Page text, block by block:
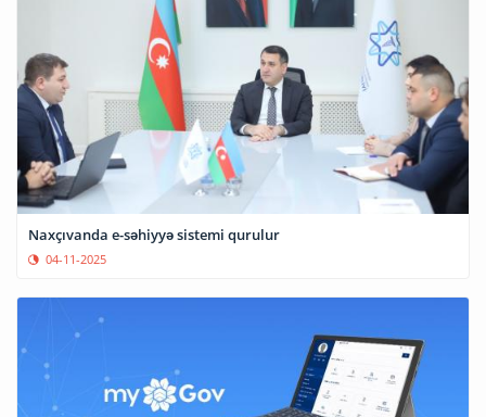
Naxçıvanda e-səhiyyə sistemi qurulur
04-11-2025